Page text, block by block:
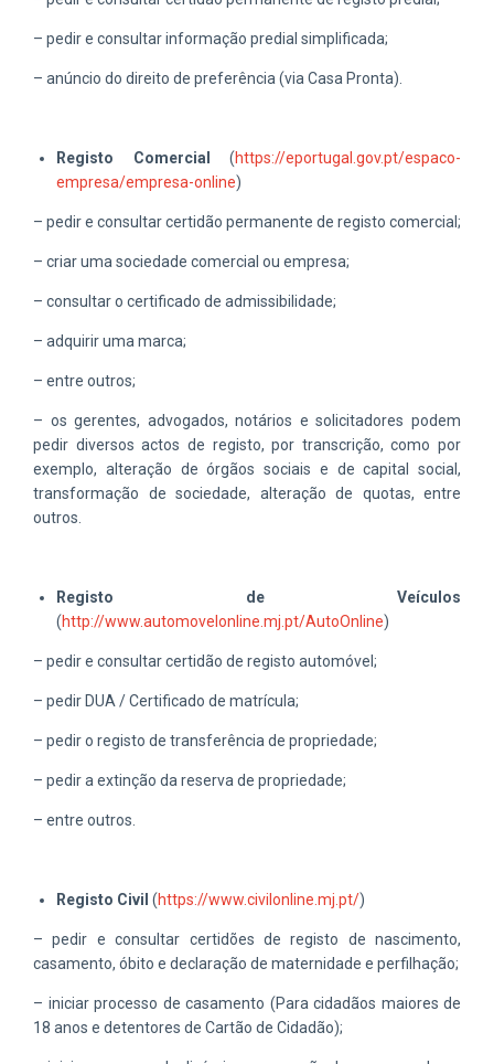
– pedir e consultar informação predial simplificada;
– anúncio do direito de preferência (via Casa Pronta).
Registo Comercial (https://eportugal.gov.pt/espaco-
empresa/empresa-online)
– pedir e consultar certidão permanente de registo comercial;
– criar uma sociedade comercial ou empresa;
– consultar o certificado de admissibilidade;
– adquirir uma marca;
– entre outros;
– os gerentes, advogados, notários e solicitadores podem
pedir diversos actos de registo, por transcrição, como por
exemplo, alteração de órgãos sociais e de capital social,
transformação de sociedade, alteração de quotas, entre
outros.
Registo de Veículos
(http://www.automovelonline.mj.pt/AutoOnline)
– pedir e consultar certidão de registo automóvel;
– pedir DUA / Certificado de matrícula;
– pedir o registo de transferência de propriedade;
– pedir a extinção da reserva de propriedade;
– entre outros.
Registo Civil (https://www.civilonline.mj.pt/)
– pedir e consultar certidões de registo de nascimento,
casamento, óbito e declaração de maternidade e perfilhação;
– iniciar processo de casamento (Para cidadãos maiores de
18 anos e detentores de Cartão de Cidadão);